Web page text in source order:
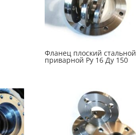
Фланец плоский стальной
приварной Ру 16 Ду 150